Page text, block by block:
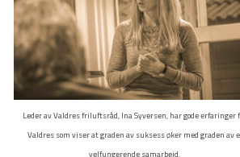
Leder av Valdres friluftsråd, Ina Syversen, har gode erfaringer
Valdres som viser at graden av suksess øker med graden av
velfungerende samarbeid.